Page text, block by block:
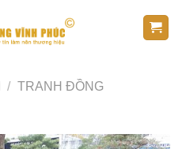
/ TRANH ĐỒNG